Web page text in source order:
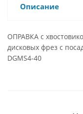
Описание
ОПРАВКА с
дисковых фрез с
DGMS4-40